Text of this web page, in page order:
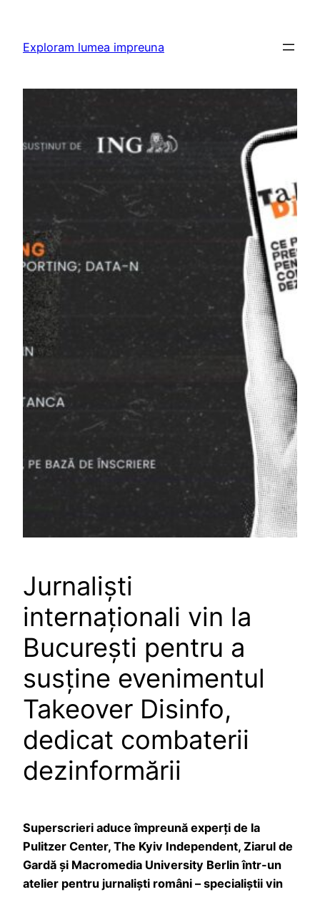
content
Exploram lumea impreuna
Jurnaliști
internaționali vin la
București pentru a
susține evenimentul
Takeover Disinfo,
dedicat combaterii
dezinformării
Superscrieri aduce împreună experți de la
Pulitzer Center, The Kyiv Independent, Ziarul de
Gardă și Macromedia University Berlin într-un
atelier pentru jurnaliști români – specialiștii vin